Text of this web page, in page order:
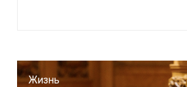
Жизнь